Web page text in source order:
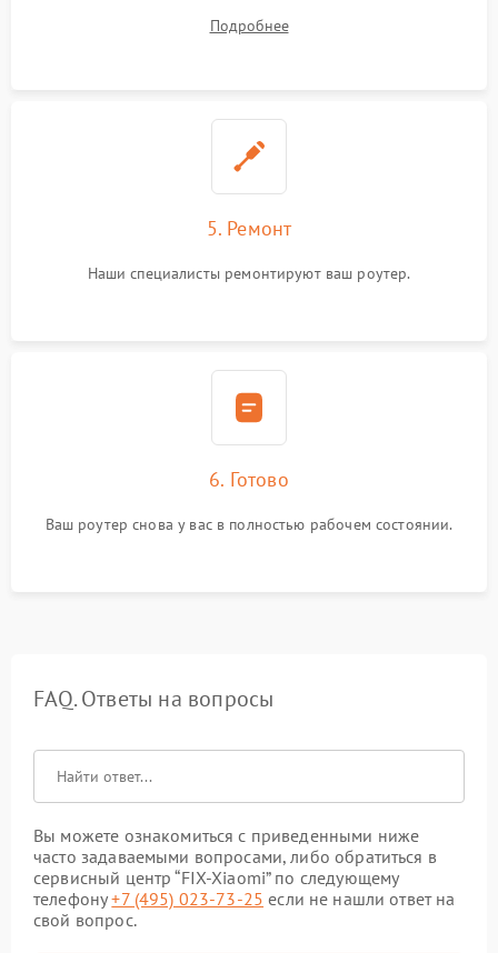
Подробнее
5. Ремонт
Наши специалисты ремонтируют ваш роутер.
6. Готово
Ваш роутер снова у вас в полностью рабочем состоянии.
FAQ. Ответы на вопросы
Вы можете ознакомиться с приведенными ниже
часто задаваемыми вопросами, либо обратиться в
сервисный центр “FIX-Xiaomi” по следующему
телефону+7 (495) 023-73-25 если не нашли ответ на
свой вопрос.